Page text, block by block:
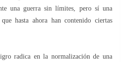
una guerra sin límites, pero sí una
hasta ahora han contenido ciertas
radica en la normalización de una